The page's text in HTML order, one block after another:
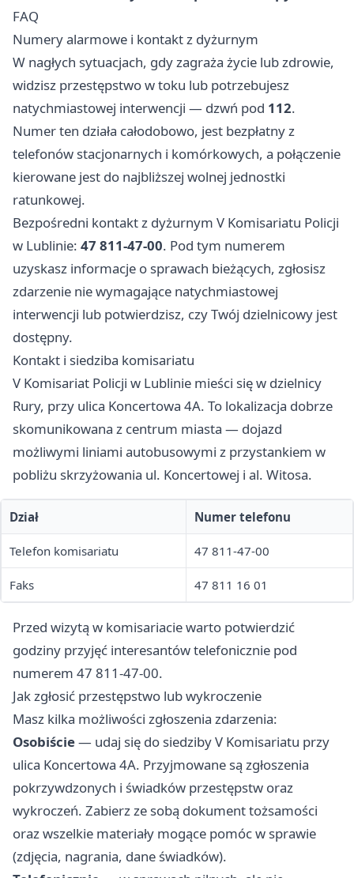
FAQ
Numery alarmowe i kontakt z dyżurnym
W nagłych sytuacjach, gdy zagraża życie lub zdrowie,
widzisz przestępstwo w toku lub potrzebujesz
natychmiastowej interwencji — dzwń pod 112.
Numer ten działa całodobowo, jest bezpłatny z
telefonów stacjonarnych i komórkowych, a połączenie
kierowane jest do najbliższej wolnej jednostki
ratunkowej.
Bezpośredni kontakt z dyżurnym V Komisariatu Policji
w Lublinie: 47 811-47-00. Pod tym numerem
uzyskasz informacje o sprawach bieżących, zgłosisz
zdarzenie nie wymagające natychmiastowej
interwencji lub potwierdzisz, czy Twój dzielnicowy jest
dostępny.
Kontakt i siedziba komisariatu
V Komisariat Policji w Lublinie mieści się w dzielnicy
Rury, przy ulica Koncertowa 4A. To lokalizacja dobrze
skomunikowana z centrum miasta — dojazd
możliwymi liniami autobusowymi z przystankiem w
pobliżu skrzyżowania ul. Koncertowej i al. Witosa.
Dział Numer telefonu
Telefon komisariatu 47 811-47-00
Faks 47 811 16 01
Przed wizytą w komisariacie warto potwierdzić
godziny przyjęć interesantów telefonicznie pod
numerem 47 811-47-00.
Jak zgłosić przestępstwo lub wykroczenie
Masz kilka możliwości zgłoszenia zdarzenia:
Osobiście— udaj się do siedziby V Komisariatu przy
ulica Koncertowa 4A. Przyjmowane są zgłoszenia
pokrzywdzonych i świadków przestępstw oraz
wykroczeń. Zabierz ze sobą dokument tożsamości
oraz wszelkie materiały mogące pomóc w sprawie
(zdjęcia, nagrania, dane świadków).